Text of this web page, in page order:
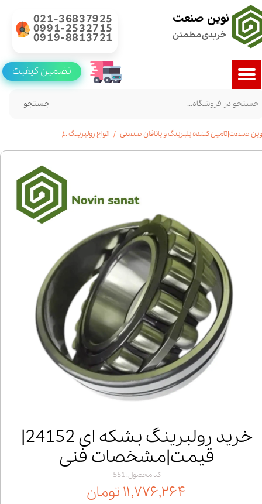
نوین صنعت
خریدی مطمئن
021-36837925
0991-2532715
0919-8813721
جستجو
تضمین کیفیت
صنعت|تامین کننده بلبرینگ و یاتاقان صنعتی انواع رولبرینگ
خرید رولبرینگ بشکه ای 24152|
قیمت|مشخصات فنی
کد محصول: 551
۱۱,۷۷۶,۲۶۴ تومان